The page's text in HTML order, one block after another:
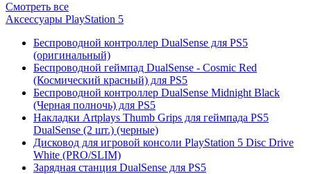
Смотреть все
Аксессуары PlayStation 5
Беспроводной контроллер DualSense для PS5
(оригинальный)
Беспроводной геймпад DualSense - Cosmic Red
(Космический красный) для PS5
Беспроводной контроллер DualSense Midnight Black
(Черная полночь) для PS5
Накладки Artplays Thumb Grips для геймпада PS5
DualSense (2 шт.) (черные)
Дисковод для игровой консоли PlayStation 5 Disc Drive
White (PRO/SLIM)
Зарядная станция DualSense для PS5